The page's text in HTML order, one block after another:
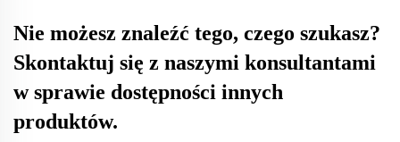
Nie możesz znaleźć tego, czego szukasz?
Skontaktuj się z naszymi konsultantami
w sprawie dostępności innych
produktów.